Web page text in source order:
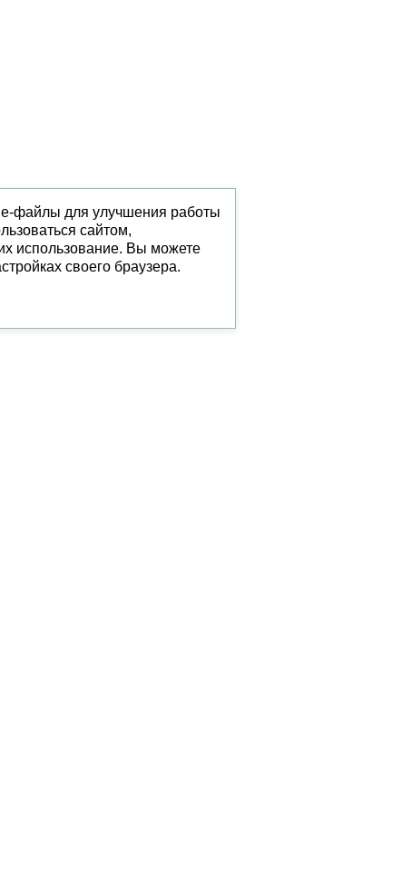
файлы для улучшения работы
сайтом,
использование. Вы можете
своего браузера.